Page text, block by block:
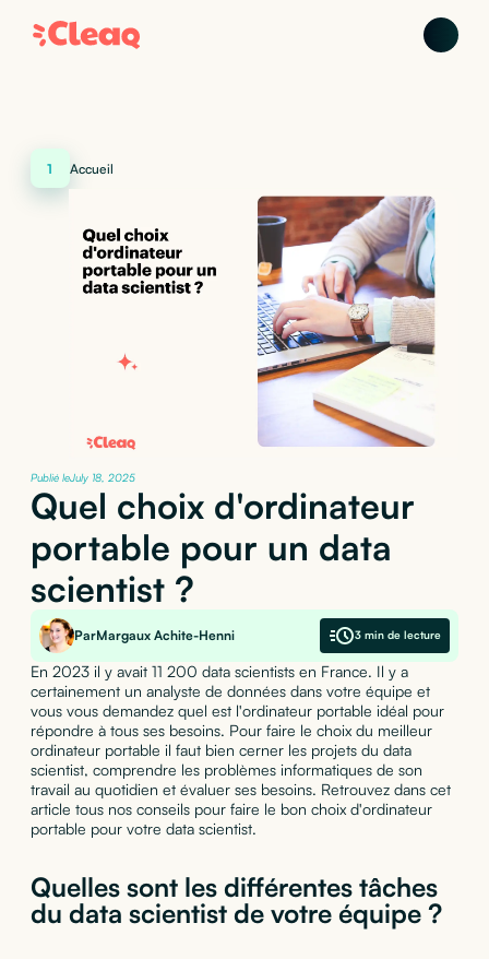
1 Accueil
Publié leJuly 18, 2025
Quel choix d'ordinateur
portable pour un data
scientist ?
ParMargaux Achite-Henni 3 min de lecture
En 2023 il y avait 11 200 data scientists en France. Il y a
certainement un analyste de données dans votre équipe et
vous vous demandez quel est l'ordinateur portable idéal pour
répondre à tous ses besoins. Pour faire le choix du meilleur
ordinateur portable il faut bien cerner les projets du data
scientist, comprendre les problèmes informatiques de son
travail au quotidien et évaluer ses besoins. Retrouvez dans cet
article tous nos conseils pour faire le bon choix d'ordinateur
portable pour votre data scientist.
Quelles sont les différentes tâches
du data scientist de votre équipe ?